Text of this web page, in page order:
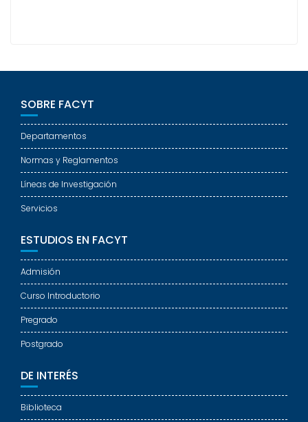
SOBRE FACYT
Departamentos
Normas y Reglamentos
Líneas de Investigación
Servicios
ESTUDIOS EN FACYT
Admisión
Curso Introductorio
Pregrado
Postgrado
DE INTERÉS
Biblioteca